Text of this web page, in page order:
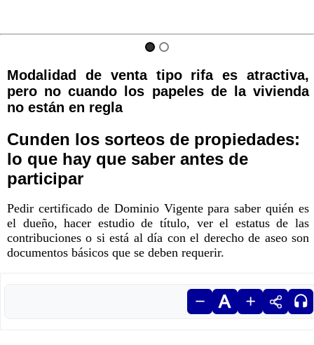
Modalidad de venta tipo rifa es atractiva,
pero no cuando los papeles de la vivienda
no están en regla
Cunden los sorteos de propiedades:
lo que hay que saber antes de
participar
Pedir certificado de Dominio Vigente para saber quién es
el dueño, hacer estudio de título, ver el estatus de las
contribuciones o si está al día con el derecho de aseo son
documentos básicos que se deben requerir.